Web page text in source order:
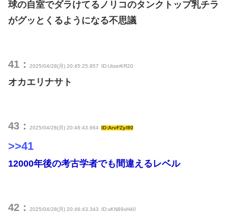
球の自室でダラけてるノリコのタンクトップ乳チラ
がグッとくるようになる不思議
41： 2025/04/28(月) 20:45:25.957 ID:UtzerKR20
オカエリナサト
43： 2025/04/28(月) 20:46:43.664 ID:ArvFZy/80
>>41
12000年後の考古学者でも間違えるレベル
42： 2025/04/28(月) 20:46:43.343 ID:xKN89xH40